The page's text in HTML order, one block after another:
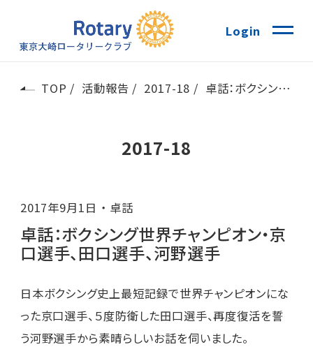
Login
TOP 活動報告 2017-18 卓話：ボクシング世界チャンピオン・京口選手、田口選手、河野選手
2017-18
2017年9月1日 卓話
卓話：ボクシング世界チャンピオン・京
口選手、田口選手、河野選手
日本ボクシング史上最短記録で世界チャンピオンにな
った京口選手、５度防衛した田口選手、再度復活を誓
う河野選手から素晴らしいお話を伺いました。